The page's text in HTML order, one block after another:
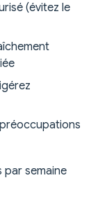
(évitez le
par semaine